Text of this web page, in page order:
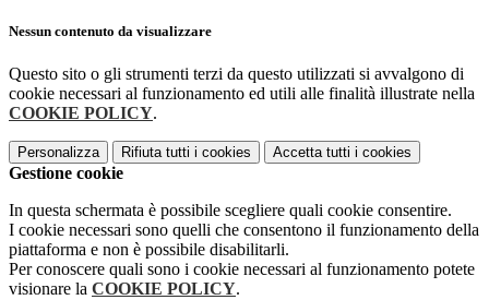
Nessun contenuto da visualizzare
Questo sito o gli strumenti terzi da questo utilizzati si avvalgono di
cookie necessari al funzionamento ed utili alle finalità illustrate nella
COOKIE POLICY.
Personalizza Rifiuta tutti i cookies Accetta tutti i cookies
Gestione cookie
In questa schermata è possibile scegliere quali cookie consentire.
I cookie necessari sono quelli che consentono il funzionamento della
piattaforma e non è possibile disabilitarli.
Per conoscere quali sono i cookie necessari al funzionamento potete
visionare la COOKIE POLICY.